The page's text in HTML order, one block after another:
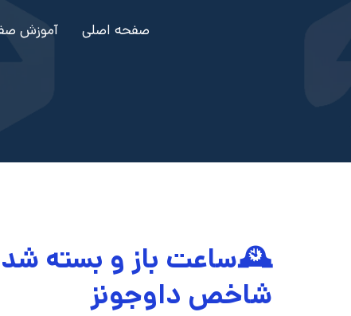
صفحه اصلی آموزش
🕰️ساعت باز و بسته
شاخص داوجونز